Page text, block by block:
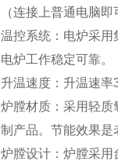
（连接上普通电脑
温控系统： 电炉采用
电炉工作稳定可靠。
升温速度： 升温速率
炉膛材质： 采用轻质
制产品。节能效果是
炉膛设计： 炉膛采用